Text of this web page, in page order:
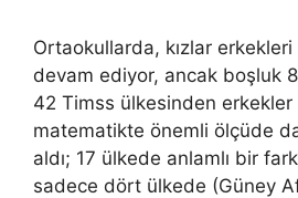
Ortaokullarda, kızlar
devam ediyor, ancak boşluk
42 Timss ülkesinden erkekler
matematikte önemli ölçüde
aldı; 17 ülkede anlamlı bir
sadece dört ülkede (Güney